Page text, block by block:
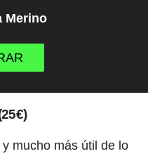
Merino
mucho más útil de lo